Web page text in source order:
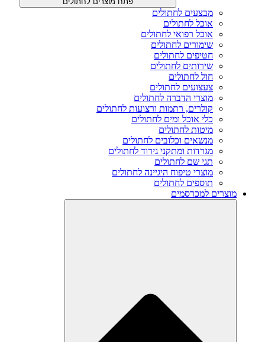
מבצעים לחתולים
אוכל לחתולים
אוכל רפואי לחתולים
שימורים לחתולים
חטיפים לחתולים
שירותים לחתולים
חול לחתולים
צעצועים לחתולים
מוצרי הדברה לחתולים
קולרים, רתמות ורצועות לחתולים
כלי אוכל ומים לחתולים
מיטות לחתולים
מנשאים וכלובים לחתולים
מגרדות ומתקני גירוד לחתולים
תגי שם לחתולים
מוצרי טיפוח היגיינה לחתולים
תוספים לחתולים
מוצרים למכרסמים